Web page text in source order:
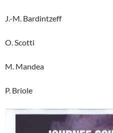
J.-M. Bardintzeff
O. Scotti
M. Mandea
P. Briole